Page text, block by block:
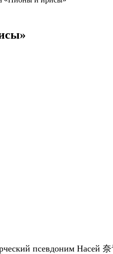
псевдоним Насей